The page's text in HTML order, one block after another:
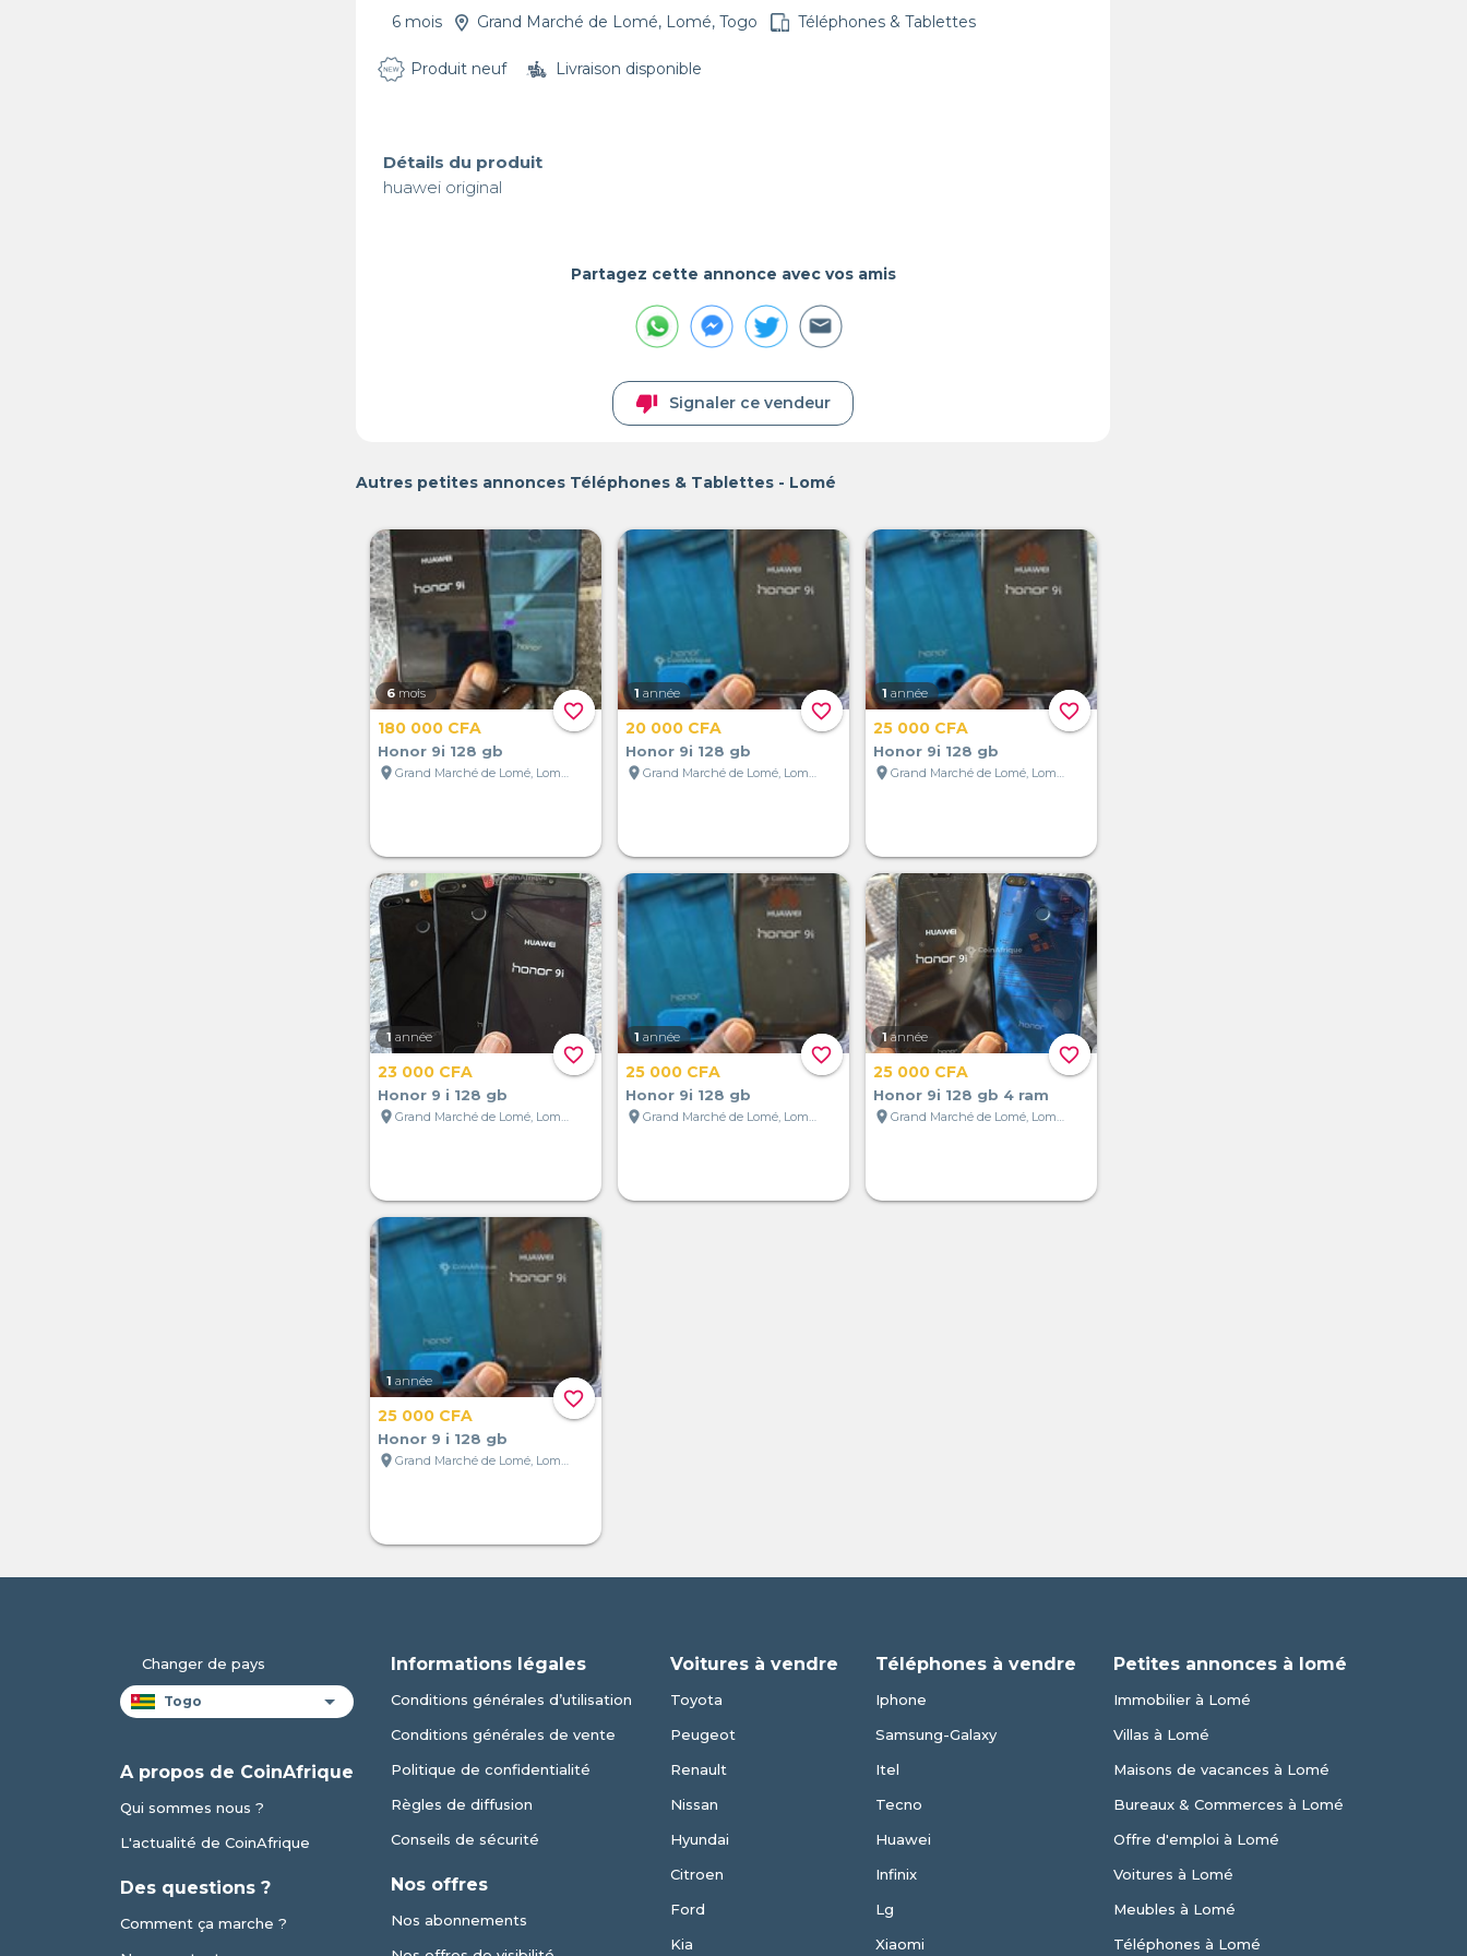
6 mois Grand Marché de Lomé, Lomé, Togo Téléphones & Tablettes
Produit neuf Livraison disponible
Détails du produit
huawei original
Partagez cette annonce avec vos amis
thumb_down Signaler ce vendeur
Autres petites annonces Téléphones & Tablettes - Lomé
favorite_border
6 mois
180 000 CFA
Honor 9i 128 gb
location_on
Grand Marché de Lomé, Lomé, Togo
favorite_border
1 année
20 000 CFA
Honor 9i 128 gb
location_on
Grand Marché de Lomé, Lomé, Togo
favorite_border
1 année
25 000 CFA
Honor 9i 128 gb
location_on
Grand Marché de Lomé, Lomé, Togo
favorite_border
1 année
23 000 CFA
Honor 9 i 128 gb
location_on
Grand Marché de Lomé, Lomé, Togo
favorite_border
1 année
25 000 CFA
Honor 9i 128 gb
location_on
Grand Marché de Lomé, Lomé, Togo
favorite_border
1 année
25 000 CFA
Honor 9i 128 gb 4 ram
location_on
Grand Marché de Lomé, Lomé, Togo
favorite_border
1 année
25 000 CFA
Honor 9 i 128 gb
location_on
Grand Marché de Lomé, Lomé, Togo
Changer de pays
A propos de CoinAfrique
Qui sommes nous ?
L'actualité de CoinAfrique
Des questions ?
Comment ça marche ?
Informations légales
Conditions générales d’utilisation
Conditions générales de vente
Politique de confidentialité
Règles de diffusion
Conseils de sécurité
Nos offres
Nos abonnements
Voitures à vendre
Toyota
Peugeot
Renault
Nissan
Hyundai
Citroen
Ford
Kia
Téléphones à vendre
Iphone
Samsung-Galaxy
Itel
Tecno
Huawei
Infinix
Lg
Xiaomi
Petites annonces à lomé
Immobilier à Lomé
Villas à Lomé
Maisons de vacances à Lomé
Bureaux & Commerces à Lomé
Offre d'emploi à Lomé
Voitures à Lomé
Meubles à Lomé
Téléphones à Lomé